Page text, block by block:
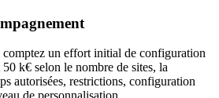
un effort initial de configuration
k€ selon le nombre de sites, la
autorisées, restrictions, configuration